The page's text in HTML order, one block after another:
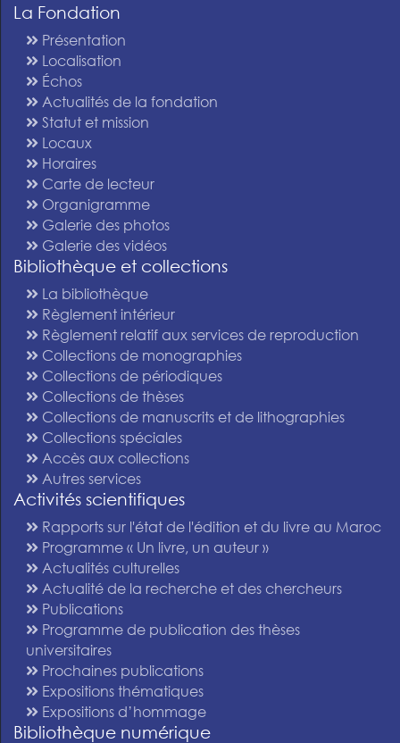
La Fondation
Présentation
Localisation
Échos
Actualités de la fondation
Statut et mission
Locaux
Horaires
Carte de lecteur
Organigramme
Galerie des photos
Galerie des vidéos
Bibliothèque et collections
La bibliothèque
Règlement intérieur
Règlement relatif aux services de reproduction
Collections de monographies
Collections de périodiques
Collections de thèses
Collections de manuscrits et de lithographies
Collections spéciales
Accès aux collections
Autres services
Activités scientifiques
Rapports sur l'état de l'édition et du livre au Maroc
Programme « Un livre, un auteur »
Actualités culturelles
Actualité de la recherche et des chercheurs
Publications
Programme de publication des thèses
universitaires
Prochaines publications
Expositions thématiques
Expositions d’hommage
Bibliothèque numérique